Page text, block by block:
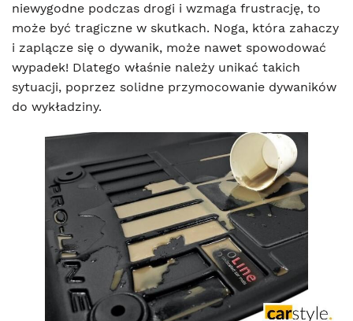
niewygodne podczas drogi i wzmaga frustrację, to
może być tragiczne w skutkach. Noga, która zahaczy
i zaplącze się o dywanik, może nawet spowodować
wypadek! Dlatego właśnie należy unikać takich
sytuacji, poprzez solidne przymocowanie dywaników
do wykładziny.